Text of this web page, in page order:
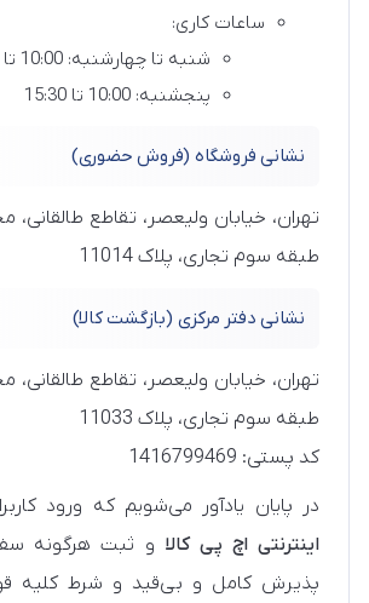
ساعات کاری:
شنبه تا چهارشنبه: 10:00 تا 18:30
پنجشنبه: 10:00 تا 15:30
نشانی فروشگاه (فروش حضوری)
تهران، خیابان ولیعصر، تقاطع طالقانی،
طبقه سوم تجاری، پلاک 11014
نشانی دفتر مرکزی (بازگشت کالا)
تهران، خیابان ولیعصر، تقاطع طالقانی،
طبقه سوم تجاری، پلاک 11033
کد پستی: 1416799469
در پایان یادآور می‌شویم که ورود
اینترنتی اچ پی کالا و ثبت هرگونه
پذیرش کامل و بی‌قید و شرط کلیه